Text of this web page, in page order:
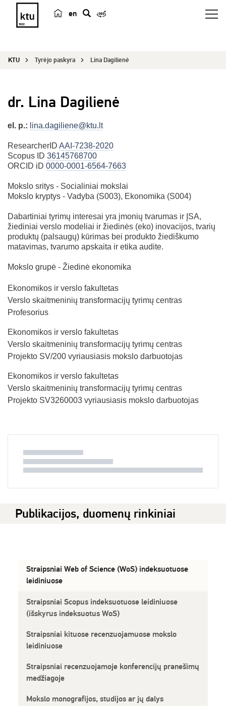
en
e
a
KTU Tyrėjo paskyra Lina Dagilienė
dr. Lina Dagilienė
el. p.: lina.dagiliene@ktu.lt
ResearcherID AAI-7238-2020
Scopus ID 36145768700
ORCID iD 0000-0001-6564-7663
Mokslo sritys - Socialiniai mokslai
Mokslo kryptys - Vadyba (S003), Ekonomika (S004)
Dabartiniai tyrimų interesai yra įmonių tvarumas ir ĮSA,
žiediniai verslo modeliai ir žiedinės (eko) inovacijos, tvarių
produktų (palsaugų) kūrimas bei produkto žiediškumo
matavimas, tvarumo apskaita ir etika audite.
Mokslo grupė - Žiedinė ekonomika
Ekonomikos ir verslo fakultetas
Verslo skaitmeninių transformacijų tyrimų centras
Profesorius
Ekonomikos ir verslo fakultetas
Verslo skaitmeninių transformacijų tyrimų centras
Projekto SV/200 vyriausiasis mokslo darbuotojas
Ekonomikos ir verslo fakultetas
Verslo skaitmeninių transformacijų tyrimų centras
Projekto SV3260003 vyriausiasis mokslo darbuotojas
Publikacijos, duomenų rinkiniai
Straipsniai Web of Science (WoS) indeksuotuose
leidiniuose
Straipsniai Scopus indeksuotuose leidiniuose
(išskyrus indeksuotus WoS)
Straipsniai kituose recenzuojamuose mokslo
leidiniuose
Straipsniai recenzuojamoje konferencijų pranešimų
medžiagoje
Mokslo monografijos, studijos ar jų dalys